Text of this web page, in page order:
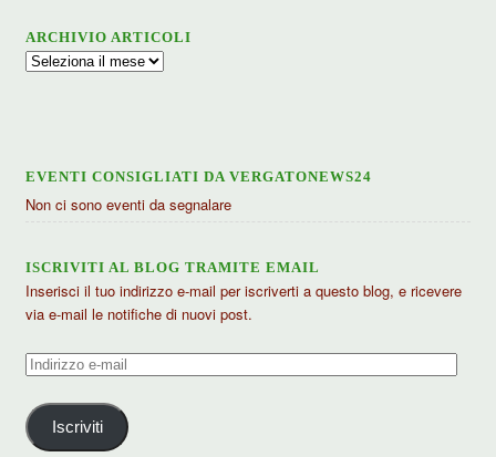
ARCHIVIO ARTICOLI
Archivio
EVENTI CONSIGLIATI DA VERGATONEWS24
Non ci sono eventi da segnalare
ISCRIVITI AL BLOG TRAMITE EMAIL
Inserisci il tuo indirizzo e-mail per iscriverti a questo blog, e ricevere
via e-mail le notifiche di nuovi post.
Indirizzo
mail
Iscriviti